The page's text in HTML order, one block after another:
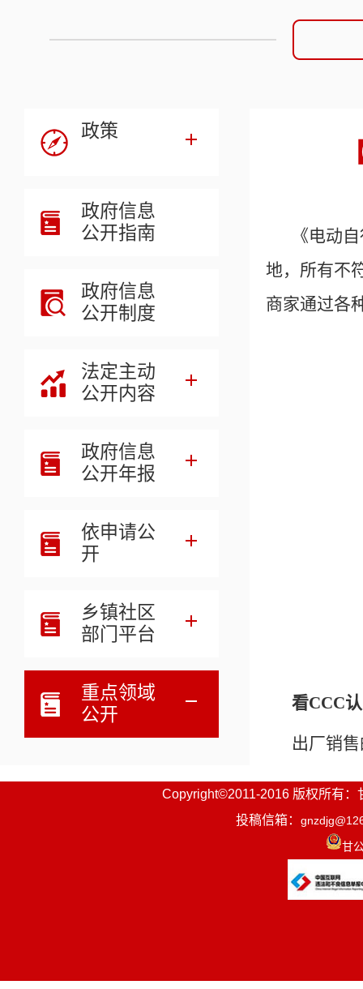
政策
政府信息
公开指南
政府信息
公开制度
法定主动
公开内容
政府信息
公开年报
依申请公
开
乡镇社区
部门平台
重点领域
公开
《电动
地，所有不
商家通过各
看CCC
出厂销
定认证机构
Copyright©2011-2016 版权所有：
投稿信箱：
甘